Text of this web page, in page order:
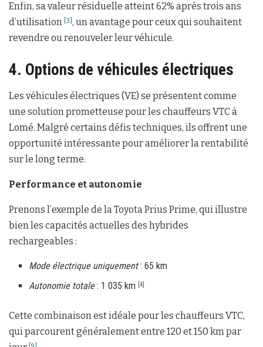
Enfin, sa valeur résiduelle atteint 62% après trois ans
d’utilisation [3] , un avantage pour ceux qui souhaitent
revendre ou renouveler leur véhicule.
4. Options de véhicules électriques
Les véhicules électriques (VE) se présentent comme
une solution prometteuse pour les chauffeurs VTC à
Lomé. Malgré certains défis techniques, ils offrent une
opportunité intéressante pour améliorer la rentabilité
sur le long terme.
Performance et autonomie
Prenons l’exemple de la Toyota Prius Prime, qui illustre
bien les capacités actuelles des hybrides
rechargeables :
Mode électrique uniquement: 65 km
Autonomie totale: 1 035 km [4]
Cette combinaison est idéale pour les chauffeurs VTC,
qui parcourent généralement entre 120 et 150 km par